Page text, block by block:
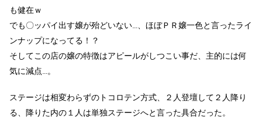
も健在ｗ
でも〇ッパイ出す嬢が殆どいない…、ほぼＰＲ嬢一色と言ったライ
ンナップになってる！？
そしてこの店の嬢の特徴はアピールがしつこい事だ、主的には何
気に減点…。
ステージは相変わらずのトコロテン方式、２人登壇して２人降り
る、降りた内の１人は単独ステージへと言った具合だった。